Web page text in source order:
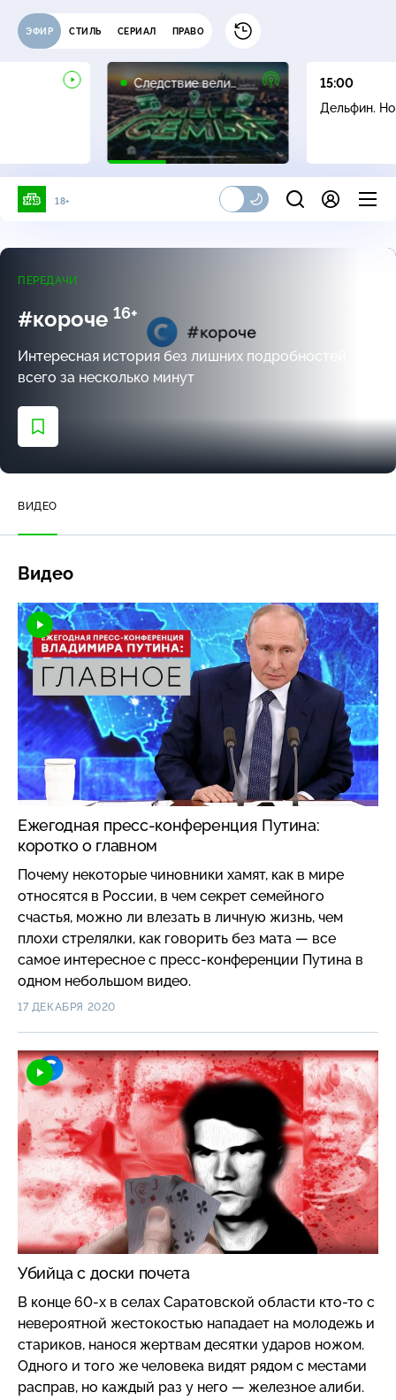
ЭФИР СТИЛЬ СЕРИАЛ ПРАВО
Следствие вели…
16+
15:00
Дельфин.
18+
ПЕРЕДАЧИ
#короче 16+
Интересная история без лишних подробностей
всего за несколько минут
ВИДЕО
Видео
Ежегодная пресс-конференция Путина:
коротко о главном
Почему некоторые чиновники хамят, как в мире
относятся в России, в чем секрет семейного
счастья, можно ли влезать в личную жизнь, чем
плохи стрелялки, как говорить без мата — все
самое интересное с пресс-конференции Путина в
одном небольшом видео.
17 ДЕКАБРЯ 2020
Убийца с доски почета
В конце 60-х в селах Саратовской области кто-то с
невероятной жестокостью нападает на молодежь и
стариков, нанося жертвам десятки ударов ножом.
Одного и того же человека видят рядом с местами
расправ, но каждый раз у него — железное алиби.